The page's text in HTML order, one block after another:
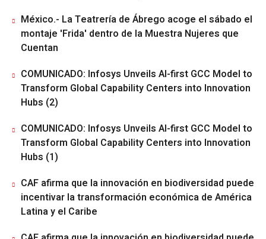
México.- La Teatrería de Ábrego acoge el sábado el
montaje 'Frida' dentro de la Muestra Nujeres que
Cuentan
COMUNICADO: Infosys Unveils AI-first GCC Model to
Transform Global Capability Centers into Innovation
Hubs (2)
COMUNICADO: Infosys Unveils AI-first GCC Model to
Transform Global Capability Centers into Innovation
Hubs (1)
CAF afirma que la innovación en biodiversidad puede
incentivar la transformación económica de América
Latina y el Caribe